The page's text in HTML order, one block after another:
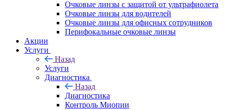
Очковые линзы с защитой от ультрафиолета
Очковые линзы для водителей
Очковые линзы для офисных сотрудников
Перифокальные очковые линзы
Акции
Услуги
Назад
Услуги
Диагностика
Назад
Диагностика
Контроль Миопии